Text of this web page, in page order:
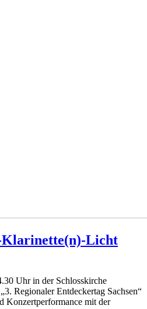
Klarinette(n)-Licht
Uhr in der Schlosskirche
Regionaler Entdeckertag Sachsen“
Konzertperformance mit der